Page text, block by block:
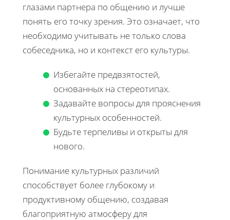
глазами партнера по общению и лучше
понять его точку зрения. Это означает, что
необходимо учитывать не только слова
собеседника, но и контекст его культуры.
Избегайте предвзятостей,
основанных на стереотипах.
Задавайте вопросы для прояснения
культурных особенностей.
Будьте терпеливы и открыты для
нового.
Понимание культурных различий
способствует более глубокому и
продуктивному общению, создавая
благоприятную атмосферу для